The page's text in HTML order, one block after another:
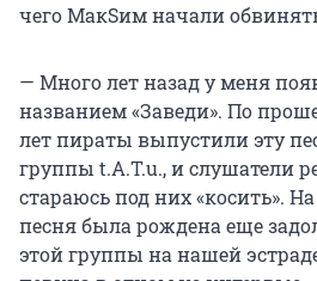
чего МакSим начали
— Много лет назад у меня
названием «Заведи». По
лет пираты выпустили эту
группы t.A.T.u., и слушатели
стараюсь под них «косить».
песня была рождена еще
этой группы на нашей